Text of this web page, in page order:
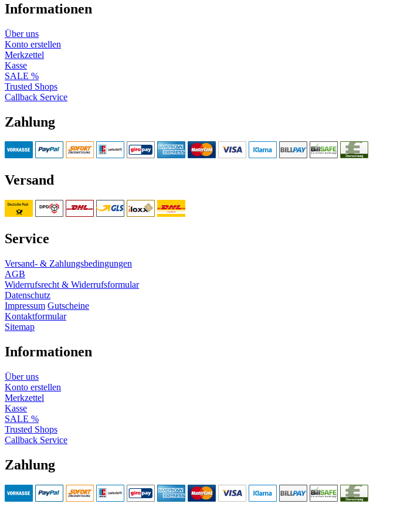
Informationen
Über uns
Konto erstellen
Merkzettel
Kasse
SALE %
Trusted Shops
Callback Service
Zahlung
Versand
Service
Versand- & Zahlungsbedingungen
AGB
Widerrufsrecht & Widerrufsformular
Datenschutz
Impressum Gutscheine
Kontaktformular
Sitemap
Informationen
Über uns
Konto erstellen
Merkzettel
Kasse
SALE %
Trusted Shops
Callback Service
Zahlung